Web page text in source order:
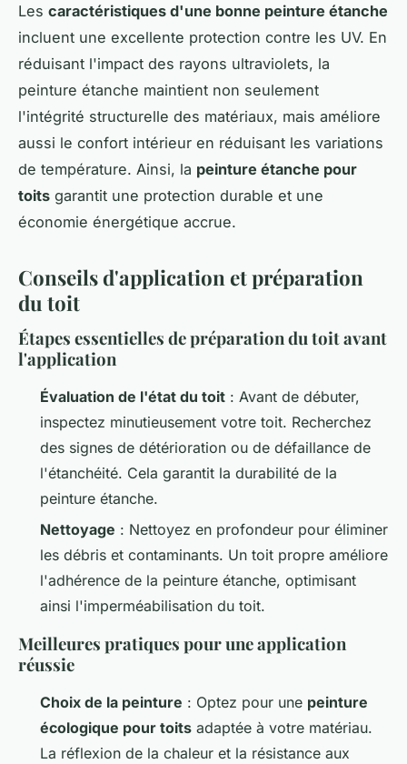
Les caractéristiques d'une bonne peinture étanche
incluent une excellente protection contre les UV. En
réduisant l'impact des rayons ultraviolets, la
peinture étanche maintient non seulement
l'intégrité structurelle des matériaux, mais améliore
aussi le confort intérieur en réduisant les variations
de température. Ainsi, la peinture étanche pour
toits garantit une protection durable et une
économie énergétique accrue.
Conseils d'application et préparation
du toit
Étapes essentielles de préparation du toit avant
l'application
Évaluation de l'état du toit : Avant de débuter,
inspectez minutieusement votre toit. Recherchez
des signes de détérioration ou de défaillance de
l'étanchéité. Cela garantit la durabilité de la
peinture étanche.
Nettoyage : Nettoyez en profondeur pour éliminer
les débris et contaminants. Un toit propre améliore
l'adhérence de la peinture étanche, optimisant
ainsi l'imperméabilisation du toit.
Meilleures pratiques pour une application
réussie
Choix de la peinture : Optez pour une peinture
écologique pour toits adaptée à votre matériau.
La réflexion de la chaleur et la résistance aux